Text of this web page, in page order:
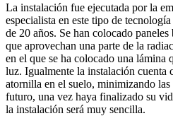
La instalación fue ejecutada por la
especialista en este tipo de
de 20 años. Se han colocado
que aprovechan una parte de la
en el que se ha colocado una lámina
luz. Igualmente la instalación cuenta
atornilla en el suelo, minimizando
futuro, una vez haya finalizado su
la instalación será muy sencilla.